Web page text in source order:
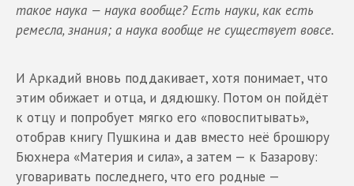
такое наука — наука вообще? Есть науки, как есть
ремесла, знания; а наука вообще не существует вовсе.
И Аркадий вновь поддакивает, хотя понимает, что
этим обижает и отца, и дядюшку. Потом он пойдёт
к отцу и попробует мягко его «повоспитывать»,
отобрав книгу Пушкина и дав вместо неё брошюру
Бюхнера «Материя и сила», а затем — к Базарову:
уговаривать последнего, что его родные —